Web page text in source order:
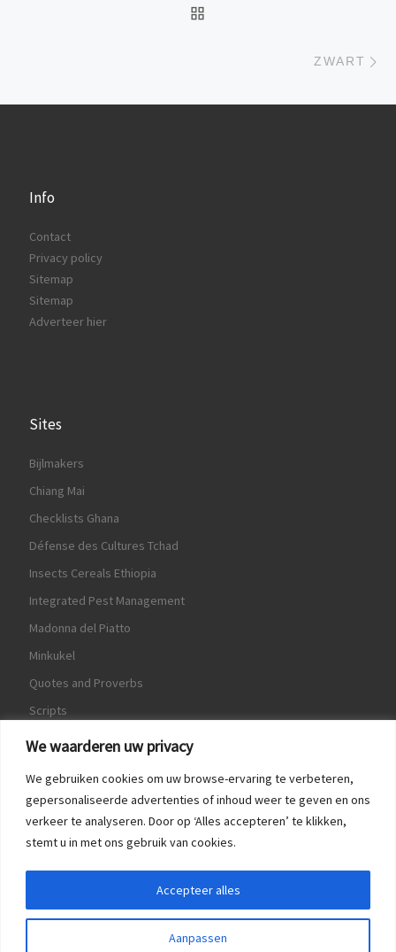
We waarderen uw privacy
We gebruiken cookies om uw browse-ervaring te verbeteren,
gepersonaliseerde advertenties of inhoud weer te geven en ons
verkeer te analyseren. Door op ‘Alles accepteren’ te klikken,
stemt u in met ons gebruik van cookies.
Aanpassen
Accepteer alles
ZWART
Info
Contact
Privacy policy
Sitemap
Sitemap
Adverteer hier
Sites
Bijlmakers
Chiang Mai
Checklists Ghana
Défense des Cultures Tchad
Insects Cereals Ethiopia
Integrated Pest Management
Madonna del Piatto
Minkukel
Quotes and Proverbs
Scripts
World Crops Database
Game